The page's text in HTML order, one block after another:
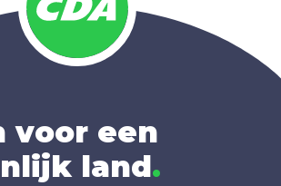
voor een
land.